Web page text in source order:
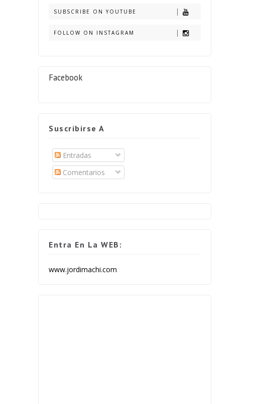
SUBSCRIBE ON YOUTUBE
FOLLOW ON INSTAGRAM
Facebook
Suscribirse A
Entradas
Comentarios
Entra En La WEB:
www.jordimachi.com